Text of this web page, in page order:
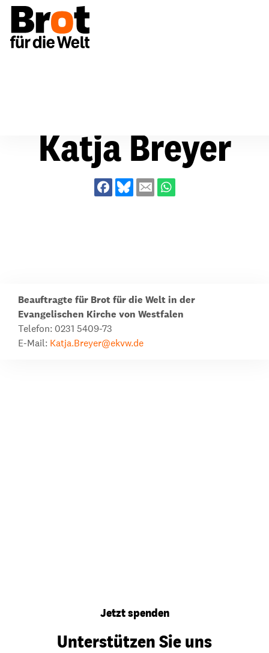
Katja Breyer
Beauftragte für Brot für die Welt in der
Evangelischen Kirche von Westfalen
Telefon: 0231 5409-73
E-Mail: Katja.Breyer@ekvw.de
Jetzt spenden
Unterstützen Sie uns